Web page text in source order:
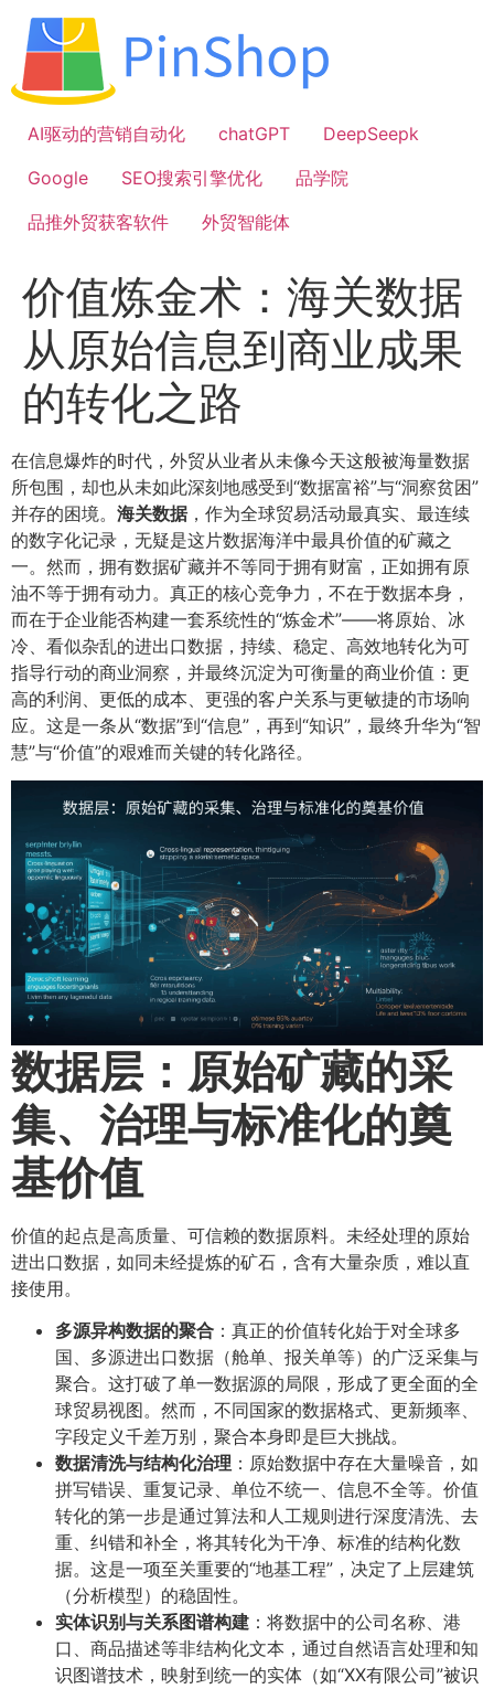
容
AI驱动的营销自动化
chatGPT
DeepSeepk
Google
SEO搜索引擎优化
品学院
品推外贸获客软件
外贸智能体
价值炼金术：海关数据
从原始信息到商业成果
的转化之路
在信息爆炸的时代，外贸从业者从未像今天这般被海量数据
所包围，却也从未如此深刻地感受到“数据富裕”与“洞察贫困”
并存的困境。 海关数据，作为全球贸易活动最真实、最连续
的数字化记录，无疑是这片数据海洋中最具价值的矿藏之
一。然而，拥有数据矿藏并不等同于拥有财富，正如拥有原
油不等于拥有动力。真正的核心竞争力，不在于数据本身，
而在于企业能否构建一套系统性的“炼金术”——将原始、冰
冷、看似杂乱的进出口数据，持续、稳定、高效地转化为可
指导行动的商业洞察，并最终沉淀为可衡量的商业价值：更
高的利润、更低的成本、更强的客户关系与更敏捷的市场响
应。这是一条从“数据”到“信息”，再到“知识”，最终升华为“智
慧”与“价值”的艰难而关键的转化路径。
数据层：原始矿藏的采
集、治理与标准化的奠
基价值
价值的起点是高质量、可信赖的数据原料。未经处理的原始
进出口数据，如同未经提炼的矿石，含有大量杂质，难以直
接使用。
多源异构数据的聚合 ：真正的价值转化始于对全球多
国、多源进出口数据（舱单、报关单等）的广泛采集与
聚合。这打破了单一数据源的局限，形成了更全面的全
球贸易视图。然而，不同国家的数据格式、更新频率、
字段定义千差万别，聚合本身即是巨大挑战。
数据清洗与结构化治理 ：原始数据中存在大量噪音，如
拼写错误、重复记录、单位不统一、信息不全等。价值
转化的第一步是通过算法和人工规则进行深度清洗、去
重、纠错和补全，将其转化为干净、标准的结构化数
据。这是一项至关重要的“地基工程”，决定了上层建筑
（分析模型）的稳固性。
实体识别与关系图谱构建 ：将数据中的公司名称、港
口、商品描述等非结构化文本，通过自然语言处理和知
识图谱技术，映射到统一的实体（如“XX有限公司”被识